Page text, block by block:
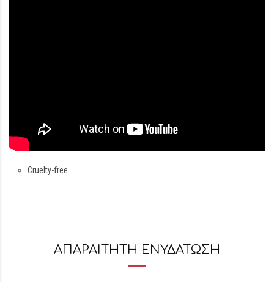
Cruelty-free
ΑΠΑΡΑΙΤΗΤΗ ΕΝΥΔΑΤΩΣΗ